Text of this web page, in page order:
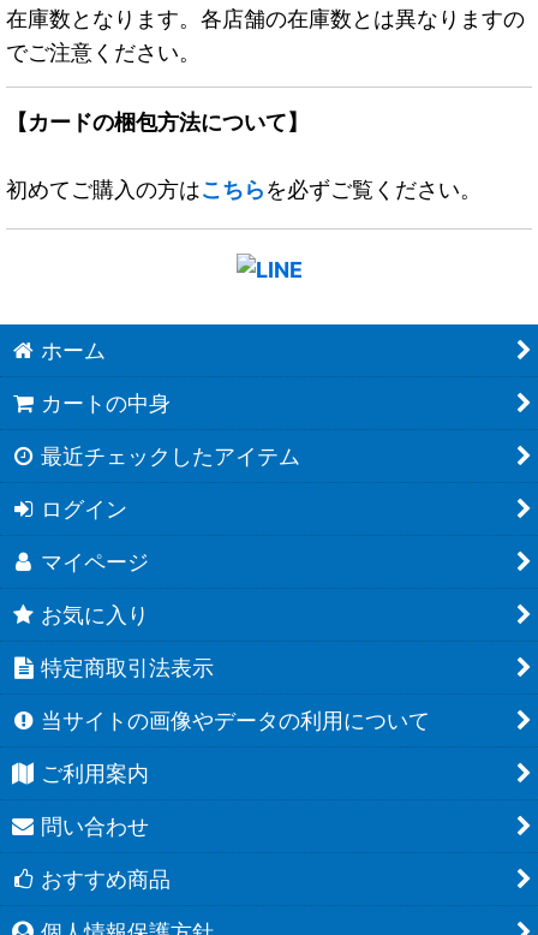
在庫数となります。各店舗の在庫数とは異なりますの
でご注意ください。
【カードの梱包方法について】
初めてご購入の方はこちらを必ずご覧ください。
ホーム
カートの中身
最近チェックしたアイテム
ログイン
マイページ
お気に入り
特定商取引法表示
当サイトの画像やデータの利用について
ご利用案内
問い合わせ
おすすめ商品